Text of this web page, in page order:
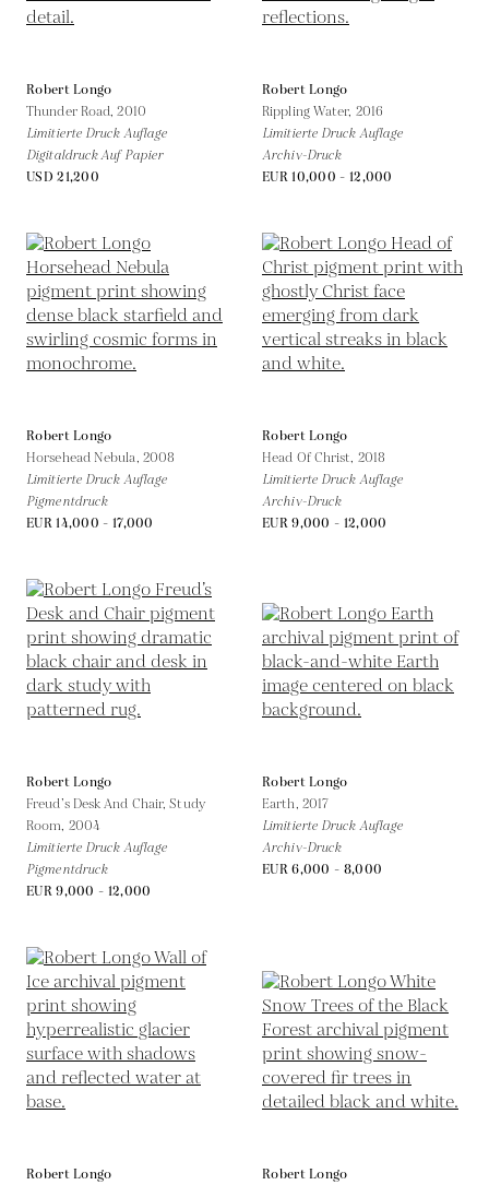
Robert Longo
Thunder Road,2010
Limitierte Druck Auflage
Digitaldruck Auf Papier
USD 21,200
Robert Longo
Rippling Water, 2016
Limitierte Druck Auflage
Archiv-Druck
EUR 10,000 - 12,000
Robert Longo
Horsehead Nebula, 2008
Limitierte Druck Auflage
Pigmentdruck
EUR 14,000 - 17,000
Robert Longo
Head Of Christ, 2018
Limitierte Druck Auflage
Archiv-Druck
EUR 9,000 - 12,000
Robert Longo
Freud’s Desk And Chair, Study
Room, 2004
Limitierte Druck Auflage
Pigmentdruck
EUR 9,000 - 12,000
Robert Longo
Earth, 2017
Limitierte Druck Auflage
Archiv-Druck
EUR 6,000 - 8,000
Robert Longo
Robert Longo